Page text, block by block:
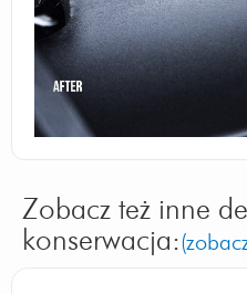
Zobacz też inne
konserwacja: